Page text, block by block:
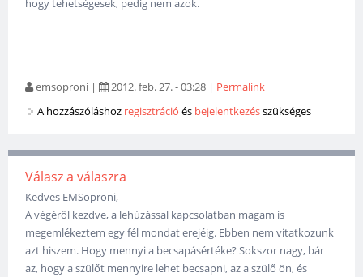
hogy tehetségesek, pedig nem azok.
emsoproni | 2012. feb. 27. - 03:28 | Permalink
A hozzászóláshoz regisztráció és bejelentkezésszükséges
Válasz a válaszra
Kedves EMSoproni,
A végéről kezdve, a lehúzással kapcsolatban magam is
megemlékeztem egy fél mondat erejéig. Ebben nem vitatkozunk
azt hiszem. Hogy mennyi a becsapásértéke? Sokszor nagy, bár
az, hogy a szülőt mennyire lehet becsapni, az a szülő ön, és